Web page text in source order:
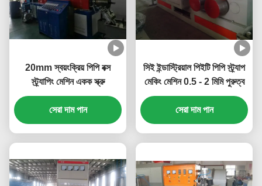
20mm স্বয়ংক্রিয় পিপি বক্স
স্ট্র্যাপিং মেশিন একক স্ক্রু
সেরা দাম পান
সিই ইন্ডাস্ট্রিয়াল পিইটি পিপি স্ট্র্যাপ
মেকিং মেশিন 0.5 - 2 মিমি পুরুত্ব
সেরা দাম পান